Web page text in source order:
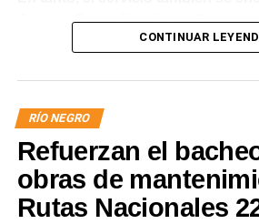
General Roca, Cipolletti y Balsa
localidades donde podrían
trabaja para sostener la producción
Por otra parte, en Gral. E. Godoy se
turbiedad cercanos a 80 NTU,
Chichinales rondan los 10 NTU. En
plantas continúan funcionando con
permanente.
CONTINUAR
RÍO NEGRO
Refuerzan el
obras de
Rutas Nacionales